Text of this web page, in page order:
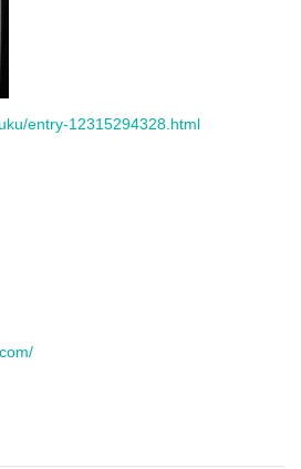
entry-12315294328.html